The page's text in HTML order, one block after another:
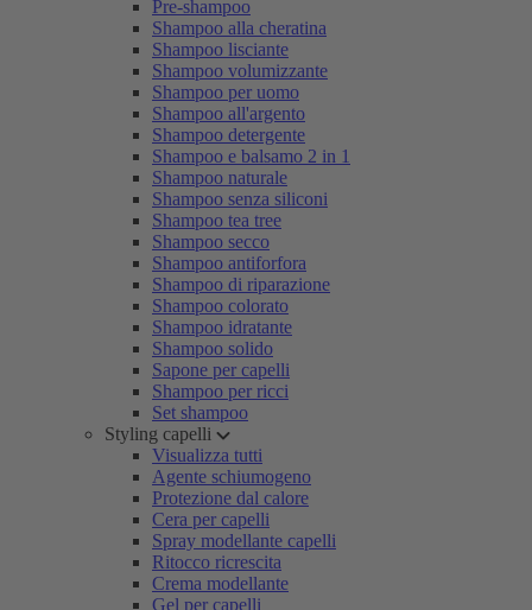
Pre-shampoo
Shampoo alla cheratina
Shampoo lisciante
Shampoo volumizzante
Shampoo per uomo
Shampoo all'argento
Shampoo detergente
Shampoo e balsamo 2 in 1
Shampoo naturale
Shampoo senza siliconi
Shampoo tea tree
Shampoo secco
Shampoo antiforfora
Shampoo di riparazione
Shampoo colorato
Shampoo idratante
Shampoo solido
Sapone per capelli
Shampoo per ricci
Set shampoo
Styling capelli
Visualizza tutti
Agente schiumogeno
Protezione dal calore
Cera per capelli
Spray modellante capelli
Ritocco ricrescita
Crema modellante
Gel per capelli